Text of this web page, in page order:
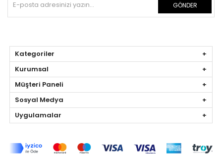
GÖNDER
Kategoriler
Kurumsal
Müşteri Paneli
Sosyal Medya
Uygulamalar